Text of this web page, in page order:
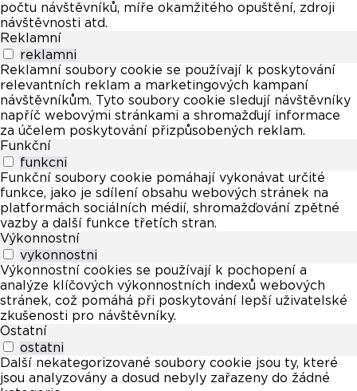
počtu návštěvníků, míře okamžitého opuštění, zdroji
návštěvnosti atd.
Reklamní
reklamni
Reklamní soubory cookie se používají k poskytování
relevantních reklam a marketingových kampaní
návštěvníkům. Tyto soubory cookie sledují návštěvníky
napříč webovými stránkami a shromažďují informace
za účelem poskytování přizpůsobených reklam.
Funkční
funkcni
Funkční soubory cookie pomáhají vykonávat určité
funkce, jako je sdílení obsahu webových stránek na
platformách sociálních médií, shromažďování zpětné
vazby a další funkce třetích stran.
Výkonnostní
vykonnostni
Výkonnostní cookies se používají k pochopení a
analýze klíčových výkonnostních indexů webových
stránek, což pomáhá při poskytování lepší uživatelské
zkušenosti pro návštěvníky.
Ostatní
ostatni
Další nekategorizované soubory cookie jsou ty, které
jsou analyzovány a dosud nebyly zařazeny do žádné